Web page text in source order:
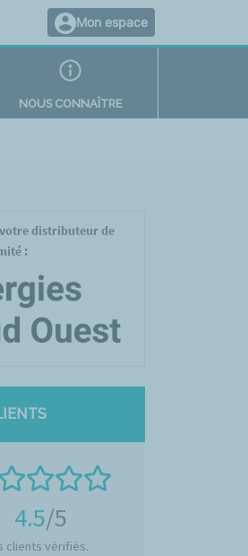
Mon espace
NOUS CONNAÎTRE
distributeur de
:
4.5/5
clients vérifiés.